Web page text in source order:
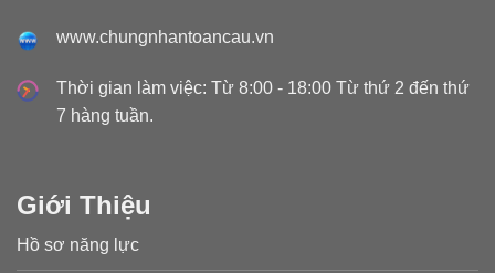
www.chungnhantoancau.vn
Thời gian làm việc: Từ 8:00 - 18:00 Từ thứ 2 đến thứ
7 hàng tuần.
Giới Thiệu
Hồ sơ năng lực